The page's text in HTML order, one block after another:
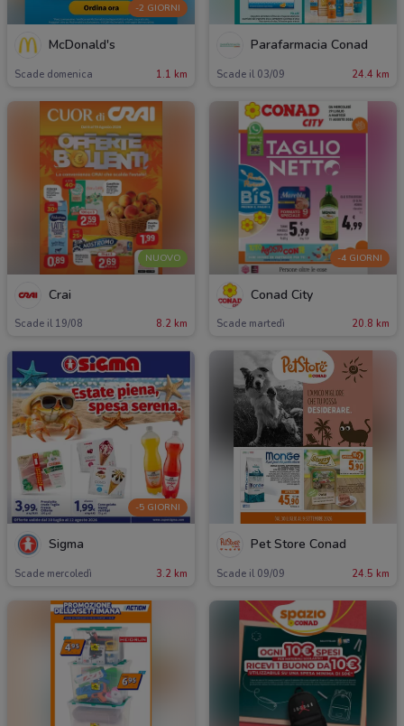
-2 GIORNI
McDonald's
Scade domenica 1.1 km
Parafarmacia Conad
Scade il 03/09 24.4 km
NUOVO
Crai
Scade il 19/08 8.2 km
-4 GIORNI
Conad City
Scade martedì 20.8 km
-5 GIORNI
Sigma
Scade mercoledì 3.2 km
Pet Store Conad
Scade il 09/09 24.5 km